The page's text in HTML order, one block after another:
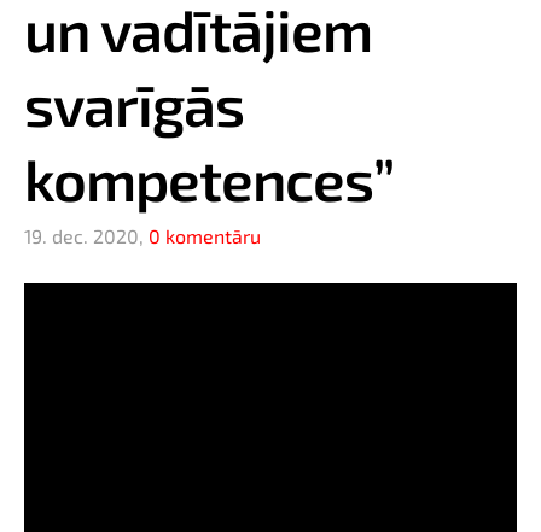
un vadītājiem
svarīgās
kompetences”
19. dec. 2020, 0 komentāru